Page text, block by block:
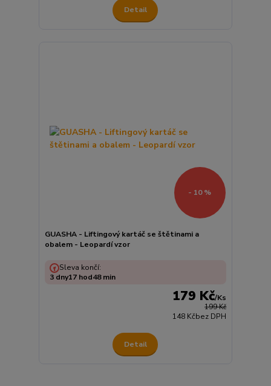
Detail
- 10 %
GUASHA - Liftingový kartáč se štětinami a
obalem - Leopardí vzor
199 Kč
179 Kč/Ks
148 Kčbez DPH
Sleva končí:
3 dny17 hod48min
Detail